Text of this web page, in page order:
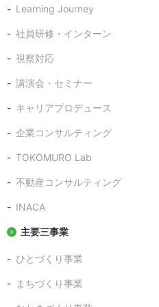
Learning Journey
社員研修・インターン
視察対応
講演会・セミナー
キャリアプロデュース
企業コンサルティング
TOKOMURO Lab
不動産コンサルティング
INACA
主要三事業
ひとづくり事業
まちづくり事業